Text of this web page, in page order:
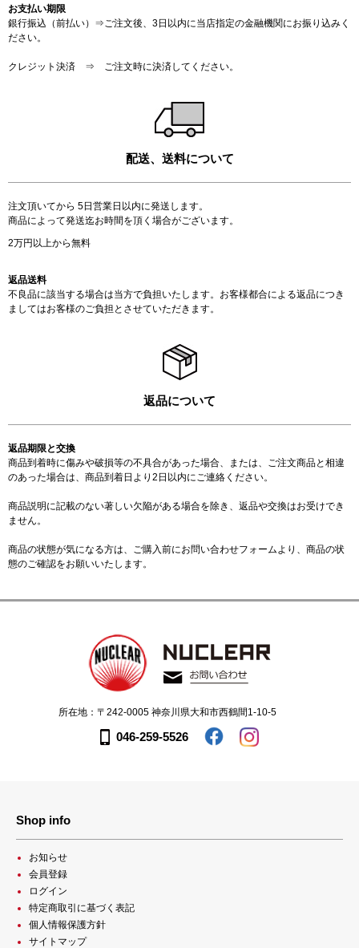
お支払い期限
銀行振込（前払い）⇒ご注文後、3日以内に当店指定の金融機関にお振り込みく
ださい。
クレジット決済 ⇒ ご注文時に決済してください。
配送、送料について
注文頂いてから 5日営業日以内に発送します。
商品によって発送迄お時間を頂く場合がございます。
2万円以上から無料
返品送料
不良品に該当する場合は当方で負担いたします。お客様都合による返品につき
ましてはお客様のご負担とさせていただきます。
返品について
返品期限と交換
商品到着時に傷みや破損等の不具合があった場合、または、ご注文商品と相違
のあった場合は、商品到着日より2日以内にご連絡ください。
商品説明に記載のない著しい欠陥がある場合を除き、返品や交換はお受けでき
ません。
商品の状態が気になる方は、ご購入前にお問い合わせフォームより、商品の状
態のご確認をお願いいたします。
所在地：〒242-0005 神奈川県大和市西鶴間1-10-5
046-259-5526
Shop info
お知らせ
会員登録
ログイン
特定商取引に基づく表記
個人情報保護方針
サイトマップ